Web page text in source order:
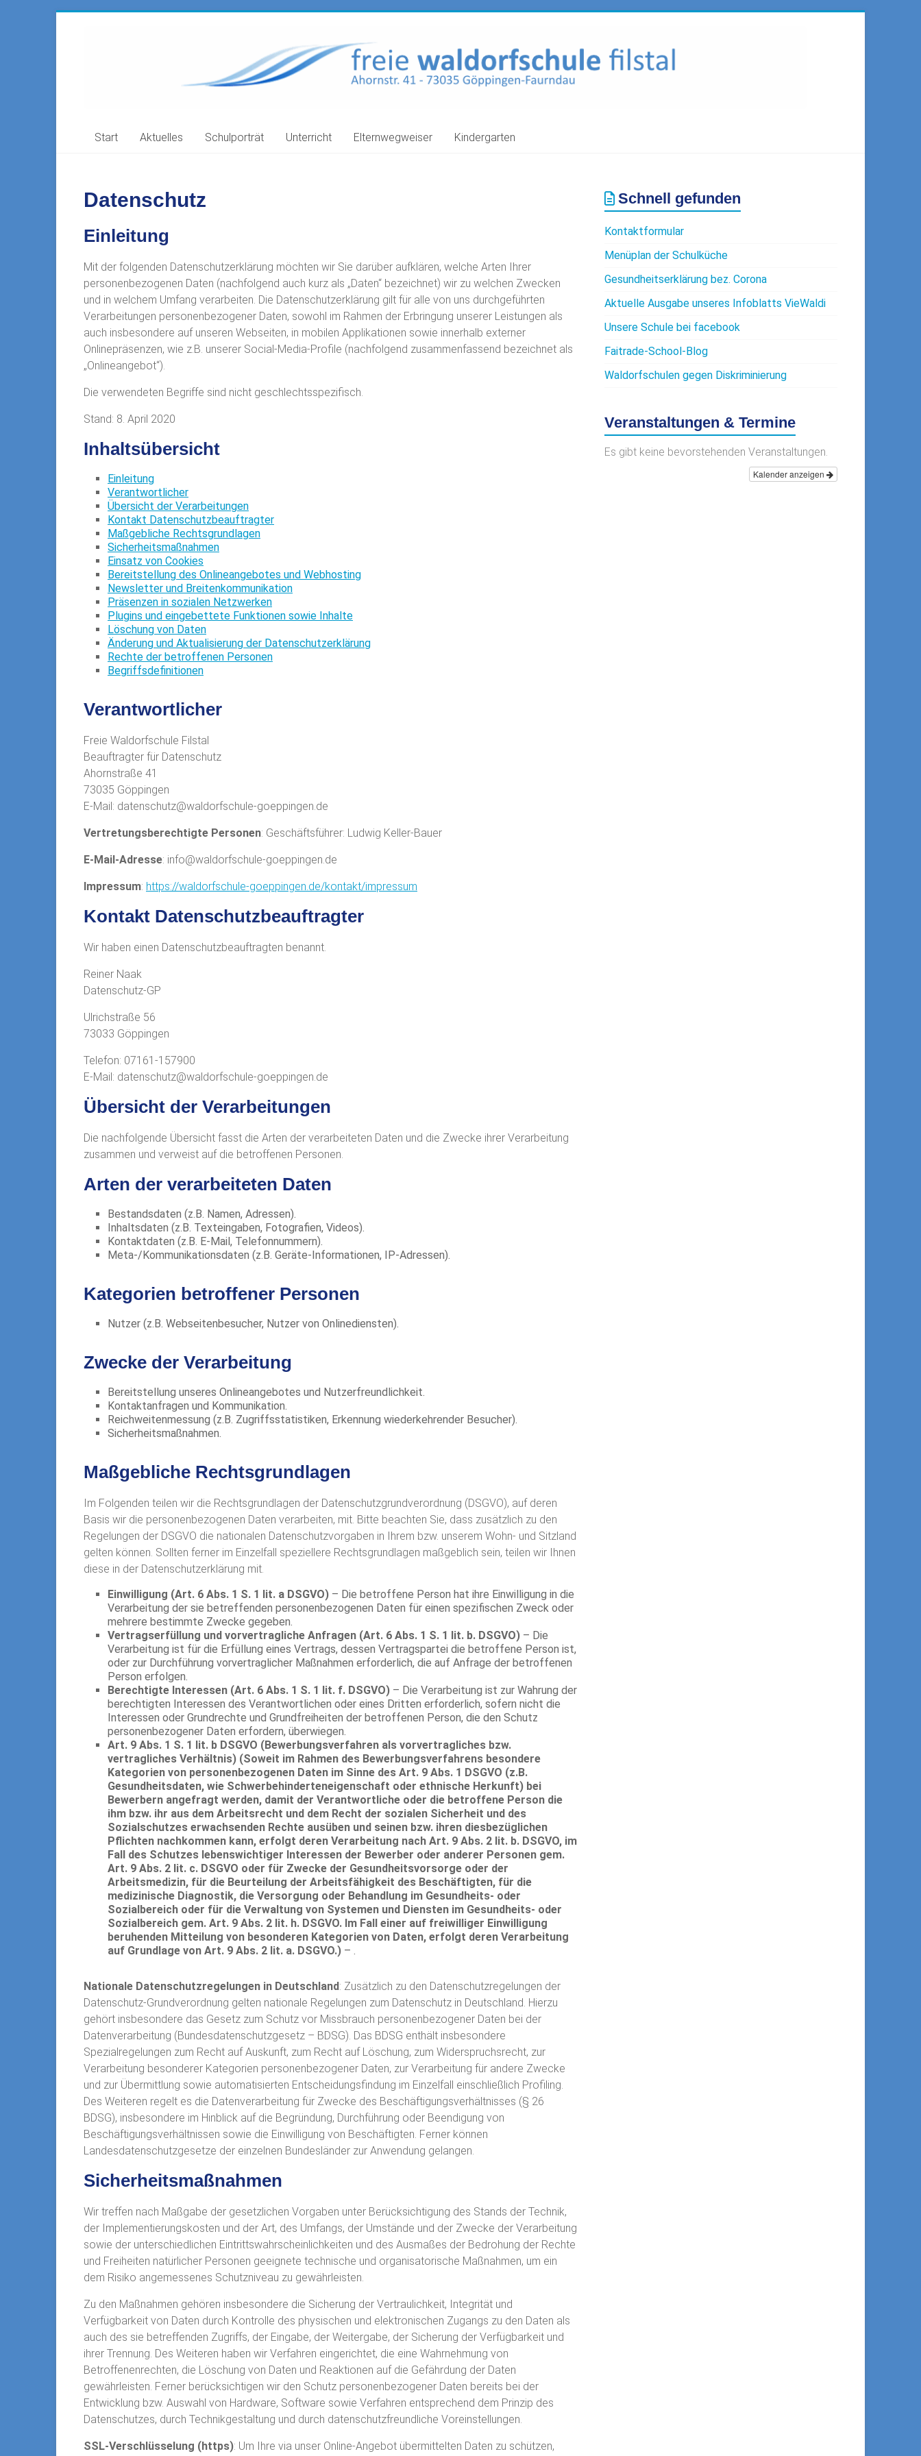
Waldorfschule
Göppingen-
Start Aktuelles Schulporträt Unterricht Elternwegweiser Kindergarten
Datenschutz
Einleitung
Mit der folgenden Datenschutzerklärung möchten wir Sie darüber aufklären, welche Arten Ihrer
personenbezogenen Daten (nachfolgend auch kurz als „Daten“ bezeichnet) wir zu welchen Zwecken
und in welchem Umfang verarbeiten. Die Datenschutzerklärung gilt für alle von uns durchgeführten
Verarbeitungen personenbezogener Daten, sowohl im Rahmen der Erbringung unserer Leistungen als
auch insbesondere auf unseren Webseiten, in mobilen Applikationen sowie innerhalb externer
Onlinepräsenzen, wie z.B. unserer Social-Media-Profile (nachfolgend zusammenfassend bezeichnet als
„Onlineangebot“).
Die verwendeten Begriffe sind nicht geschlechtsspezifisch.
Stand: 8. April 2020
Inhaltsübersicht
Einleitung
Verantwortlicher
Übersicht der Verarbeitungen
Kontakt Datenschutzbeauftragter
Maßgebliche Rechtsgrundlagen
Sicherheitsmaßnahmen
Einsatz von Cookies
Bereitstellung des Onlineangebotes und Webhosting
Newsletter und Breitenkommunikation
Präsenzen in sozialen Netzwerken
Plugins und eingebettete Funktionen sowie Inhalte
Löschung von Daten
Änderung und Aktualisierung der Datenschutzerklärung
Rechte der betroffenen Personen
Begriffsdefinitionen
Verantwortlicher
Freie Waldorfschule Filstal
Beauftragter für Datenschutz
Ahornstraße 41
73035 Göppingen
E-Mail: datenschutz@waldorfschule-goeppingen.de
Vertretungsberechtigte Personen: Geschäftsführer: Ludwig Keller-Bauer
E-Mail-Adresse: info@waldorfschule-goeppingen.de
Impressum: https://waldorfschule-goeppingen.de/kontakt/impressum
Kontakt Datenschutzbeauftragter
Wir haben einen Datenschutzbeauftragten benannt.
Reiner Naak
Datenschutz-GP
Ulrichstraße 56
73033 Göppingen
Telefon: 07161-157900
E-Mail: datenschutz@waldorfschule-goeppingen.de
Übersicht der Verarbeitungen
Die nachfolgende Übersicht fasst die Arten der verarbeiteten Daten und die Zwecke ihrer Verarbeitung
zusammen und verweist auf die betroffenen Personen.
Arten der verarbeiteten Daten
Bestandsdaten (z.B. Namen, Adressen).
Inhaltsdaten (z.B. Texteingaben, Fotografien, Videos).
Kontaktdaten (z.B. E-Mail, Telefonnummern).
Meta-/Kommunikationsdaten (z.B. Geräte-Informationen, IP-Adressen).
Kategorien betroffener Personen
Nutzer (z.B. Webseitenbesucher, Nutzer von Onlinediensten).
Zwecke der Verarbeitung
Bereitstellung unseres Onlineangebotes und Nutzerfreundlichkeit.
Kontaktanfragen und Kommunikation.
Reichweitenmessung (z.B. Zugriffsstatistiken, Erkennung wiederkehrender Besucher).
Sicherheitsmaßnahmen.
Maßgebliche Rechtsgrundlagen
Im Folgenden teilen wir die Rechtsgrundlagen der Datenschutzgrundverordnung (DSGVO), auf deren
Basis wir die personenbezogenen Daten verarbeiten, mit. Bitte beachten Sie, dass zusätzlich zu den
Regelungen der DSGVO die nationalen Datenschutzvorgaben in Ihrem bzw. unserem Wohn- und Sitzland
gelten können. Sollten ferner im Einzelfall speziellere Rechtsgrundlagen maßgeblich sein, teilen wir Ihnen
diese in der Datenschutzerklärung mit.
Einwilligung (Art. 6 Abs. 1 S. 1 lit. a DSGVO) – Die betroffene Person hat ihre Einwilligung in die
Verarbeitung der sie betreffenden personenbezogenen Daten für einen spezifischen Zweck oder
mehrere bestimmte Zwecke gegeben.
Vertragserfüllung und vorvertragliche Anfragen (Art. 6 Abs. 1 S. 1 lit. b. DSGVO) – Die
Verarbeitung ist für die Erfüllung eines Vertrags, dessen Vertragspartei die betroffene Person ist,
oder zur Durchführung vorvertraglicher Maßnahmen erforderlich, die auf Anfrage der betroffenen
Person erfolgen.
Berechtigte Interessen (Art. 6 Abs. 1 S. 1 lit. f. DSGVO) – Die Verarbeitung ist zur Wahrung der
berechtigten Interessen des Verantwortlichen oder eines Dritten erforderlich, sofern nicht die
Interessen oder Grundrechte und Grundfreiheiten der betroffenen Person, die den Schutz
personenbezogener Daten erfordern, überwiegen.
Art. 9 Abs. 1 S. 1 lit. b DSGVO (Bewerbungsverfahren als vorvertragliches bzw.
vertragliches Verhältnis) (Soweit im Rahmen des Bewerbungsverfahrens besondere
Kategorien von personenbezogenen Daten im Sinne des Art. 9 Abs. 1 DSGVO (z.B.
Gesundheitsdaten, wie Schwerbehinderteneigenschaft oder ethnische Herkunft) bei
Bewerbern angefragt werden, damit der Verantwortliche oder die betroffene Person die
ihm bzw. ihr aus dem Arbeitsrecht und dem Recht der sozialen Sicherheit und des
Sozialschutzes erwachsenden Rechte ausüben und seinen bzw. ihren diesbezüglichen
Pflichten nachkommen kann, erfolgt deren Verarbeitung nach Art. 9 Abs. 2 lit. b. DSGVO, im
Fall des Schutzes lebenswichtiger Interessen der Bewerber oder anderer Personen gem.
Art. 9 Abs. 2 lit. c. DSGVO oder für Zwecke der Gesundheitsvorsorge oder der
Arbeitsmedizin, für die Beurteilung der Arbeitsfähigkeit des Beschäftigten, für die
medizinische Diagnostik, die Versorgung oder Behandlung im Gesundheits- oder
Sozialbereich oder für die Verwaltung von Systemen und Diensten im Gesundheits- oder
Sozialbereich gem. Art. 9 Abs. 2 lit. h. DSGVO. Im Fall einer auf freiwilliger Einwilligung
beruhenden Mitteilung von besonderen Kategorien von Daten, erfolgt deren Verarbeitung
auf Grundlage von Art. 9 Abs. 2 lit. a. DSGVO.) – .
Nationale Datenschutzregelungen in Deutschland: Zusätzlich zu den Datenschutzregelungen der
Datenschutz-Grundverordnung gelten nationale Regelungen zum Datenschutz in Deutschland. Hierzu
gehört insbesondere das Gesetz zum Schutz vor Missbrauch personenbezogener Daten bei der
Datenverarbeitung (Bundesdatenschutzgesetz – BDSG). Das BDSG enthält insbesondere
Spezialregelungen zum Recht auf Auskunft, zum Recht auf Löschung, zum Widerspruchsrecht, zur
Verarbeitung besonderer Kategorien personenbezogener Daten, zur Verarbeitung für andere Zwecke
und zur Übermittlung sowie automatisierten Entscheidungsfindung im Einzelfall einschließlich Profiling.
Des Weiteren regelt es die Datenverarbeitung für Zwecke des Beschäftigungsverhältnisses (§ 26
BDSG), insbesondere im Hinblick auf die Begründung, Durchführung oder Beendigung von
Beschäftigungsverhältnissen sowie die Einwilligung von Beschäftigten. Ferner können
Landesdatenschutzgesetze der einzelnen Bundesländer zur Anwendung gelangen.
Sicherheitsmaßnahmen
Wir treffen nach Maßgabe der gesetzlichen Vorgaben unter Berücksichtigung des Stands der Technik,
der Implementierungskosten und der Art, des Umfangs, der Umstände und der Zwecke der Verarbeitung
sowie der unterschiedlichen Eintrittswahrscheinlichkeiten und des Ausmaßes der Bedrohung der Rechte
und Freiheiten natürlicher Personen geeignete technische und organisatorische Maßnahmen, um ein
dem Risiko angemessenes Schutzniveau zu gewährleisten.
Zu den Maßnahmen gehören insbesondere die Sicherung der Vertraulichkeit, Integrität und
Verfügbarkeit von Daten durch Kontrolle des physischen und elektronischen Zugangs zu den Daten als
auch des sie betreffenden Zugriffs, der Eingabe, der Weitergabe, der Sicherung der Verfügbarkeit und
ihrer Trennung. Des Weiteren haben wir Verfahren eingerichtet, die eine Wahrnehmung von
Betroffenenrechten, die Löschung von Daten und Reaktionen auf die Gefährdung der Daten
gewährleisten. Ferner berücksichtigen wir den Schutz personenbezogener Daten bereits bei der
Entwicklung bzw. Auswahl von Hardware, Software sowie Verfahren entsprechend dem Prinzip des
Datenschutzes, durch Technikgestaltung und durch datenschutzfreundliche Voreinstellungen.
SSL-Verschlüsselung (https): Um Ihre via unser Online-Angebot übermittelten Daten zu schützen,
Schnell gefunden
Kontaktformular
Menüplan der Schulküche
Gesundheitserklärung bez. Corona
Aktuelle Ausgabe unseres Infoblatts VieWaldi
Unsere Schule bei facebook
Faitrade-School-Blog
Waldorfschulen gegen Diskriminierung
Veranstaltungen & Termine
Es gibt keine bevorstehenden Veranstaltungen.
Kalender anzeigen